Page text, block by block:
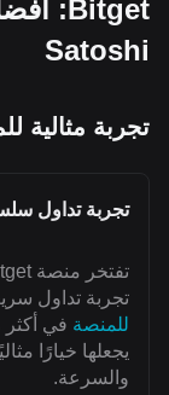
Satoshi
تجربة مثالية
تجربة تداول
تجربة تداول
للمنصة
يجعلها خيارًا
والسرعة.